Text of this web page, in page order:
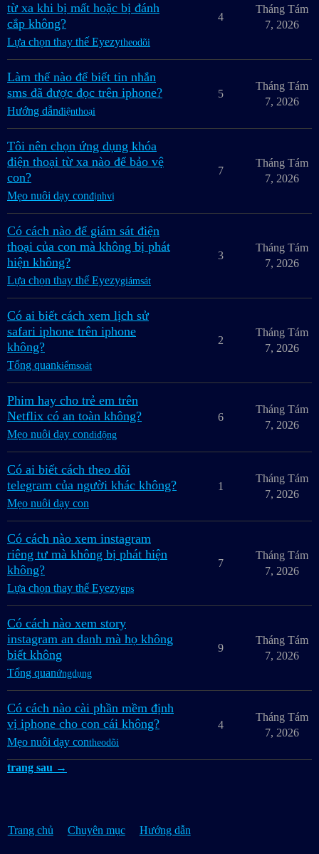
từ xa khi bị mất hoặc bị đánh
cắp không?
Lựa chọn thay thế Eyezytheodõi
4
Tháng Tám
7, 2026
Làm thế nào để biết tin nhắn
sms đã được đọc trên iphone?
Hướng dẫnđiệnthoại
5
Tháng Tám
7, 2026
Tôi nên chọn ứng dụng khóa
điện thoại từ xa nào để bảo vệ
con?
Mẹo nuôi dạy conđịnhvị
7
Tháng Tám
7, 2026
Có cách nào để giám sát điện
thoại của con mà không bị phát
hiện không?
Lựa chọn thay thế Eyezygiámsát
3
Tháng Tám
7, 2026
Có ai biết cách xem lịch sử
safari iphone trên iphone
không?
Tổng quankiểmsoát
2
Tháng Tám
7, 2026
Phim hay cho trẻ em trên
Netflix có an toàn không?
Mẹo nuôi dạy condiđộng
6
Tháng Tám
7, 2026
Có ai biết cách theo dõi
telegram của người khác không?
Mẹo nuôi dạy con
1
Tháng Tám
7, 2026
Có cách nào xem instagram
riêng tư mà không bị phát hiện
không?
Lựa chọn thay thế Eyezygps
7
Tháng Tám
7, 2026
Có cách nào xem story
instagram an danh mà họ không
biết không
Tổng quanứngdụng
9
Tháng Tám
7, 2026
Có cách nào cài phần mềm định
vị iphone cho con cái không?
Mẹo nuôi dạy contheodõi
4
Tháng Tám
7, 2026
trang sau →
Trang chủ Chuyên mục Hướng dẫn